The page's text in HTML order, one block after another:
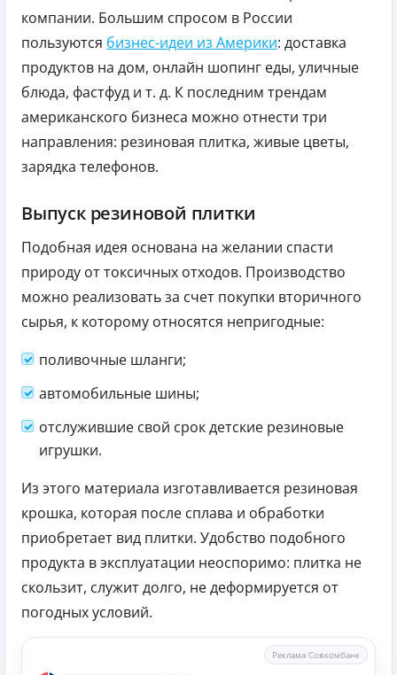
компании. Большим спросом в России
пользуются бизнес-идеи из Америки: доставка
продуктов на дом, онлайн шопинг еды, уличные
блюда, фастфуд и т. д. К последним трендам
американского бизнеса можно отнести три
направления: резиновая плитка, живые цветы,
зарядка телефонов.
Выпуск резиновой плитки
Подобная идея основана на желании спасти
природу от токсичных отходов. Производство
можно реализовать за счет покупки вторичного
сырья, к которому относятся непригодные:
поливочные шланги;
автомобильные шины;
отслужившие свой срок детские резиновые
игрушки.
Из этого материала изготавливается резиновая
крошка, которая после сплава и обработки
приобретает вид плитки. Удобство подобного
продукта в эксплуатации неоспоримо: плитка не
скользит, служит долго, не деформируется от
погодных условий.
Реклама Совкомбанк